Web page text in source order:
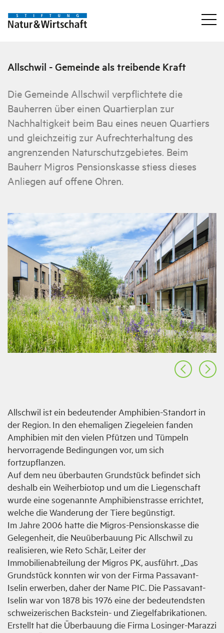
Allschwil - Gemeinde als treibende Kraft
Die Gemeinde Allschwil verpflichtete die
Bauherren über einen Quartierplan zur
Nachhaltigkeit beim Bau eines neuen Quartiers
und gleichzeitig zur Aufrechterhaltung des
angrenzenden Naturschutzgebietes. Beim
Bauherr Migros Pensionskasse stiess dieses
Anliegen auf offene Ohren.
zurück
Allschwil ist ein bedeutender Amphibien-Standort in
der Region. In den ehemaligen Ziegeleien fanden
Amphibien mit den vielen Pfützen und Tümpeln
hervorragende Bedingungen vor, um sich
fortzupflanzen.
Auf dem neu überbauten Grundstück befindet sich
deshalb ein Weiherbiotop und um die Liegenschaft
wurde eine sogenannte Amphibienstrasse errichtet,
welche die Wanderung der Tiere begünstigt.
Im Jahre 2006 hatte die Migros-Pensionskasse die
Gelegenheit, die Neuüberbauung Pic Allschwil zu
realisieren, wie Reto Schär, Leiter der
Immobilienabteilung der Migros PK, ausführt. „Das
Grundstück konnten wir von der Firma Passavant-
Iselin erwerben, daher der Name PIC. Die Passavant-
Iselin war von 1878 bis 1976 eine der bedeutendsten
schweizerischen Backstein- und Ziegelfabrikationen.
Erstellt hat die Überbauung die Firma Losinger-Marazzi